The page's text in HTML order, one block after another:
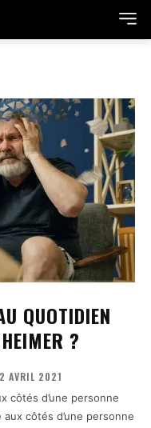
QUOTIDIEN
?
2 AVRIL 2021
côtés d’une personne
côtés d’une personne